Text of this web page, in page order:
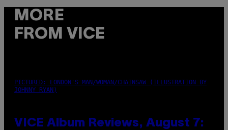
MORE
FROM VICE
PICTURED: LONDON'S MAN/WOMAN/CHAINSAW (ILLUSTRATION BY
JOHNNY RYAN)
VICE Album Reviews, August 7: